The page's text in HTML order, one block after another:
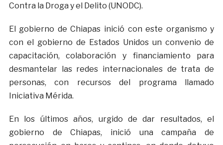
Contra la Droga y el Delito (UNODC).
El gobierno de Chiapas inició con este organismo y
con el gobierno de Estados Unidos un convenio de
capacitación, colaboración y financiamiento para
desmantelar las redes internacionales de trata de
personas, con recursos del programa llamado
Iniciativa Mérida.
En los últimos años, urgido de dar resultados, el
gobierno de Chiapas, inició una campaña de